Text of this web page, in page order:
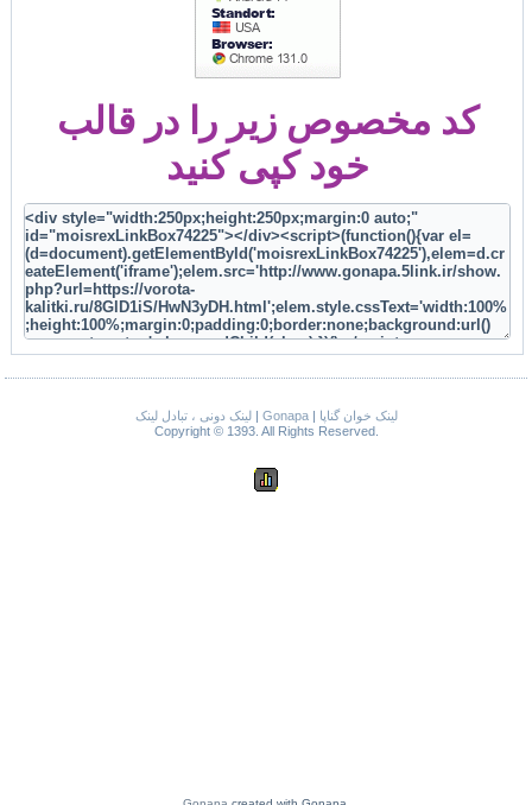
کد مخصوص زیر را در قالب
خود کپی کنید
لینک دونی ، تبادل لینک| Gonapa|
لینک خوان گناپا
Copyright © 1393. All Rights Reserved.